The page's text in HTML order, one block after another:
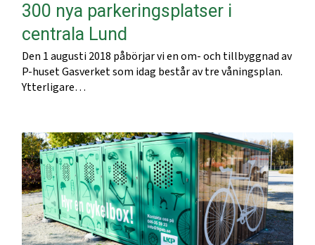
300 nya parkeringsplatser i
centrala Lund
Den 1 augusti 2018 påbörjar vi en om- och tillbyggnad av
P-huset Gasverket som idag består av tre våningsplan.
Ytterligare…